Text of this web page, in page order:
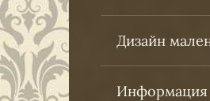
Дизайн
Информация